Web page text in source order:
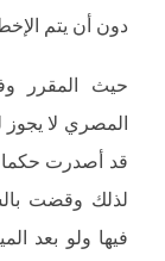
دون أن يتم
المصري لا
قد أصدرت حكما
لذلك وقضت
فيها ولو بعد